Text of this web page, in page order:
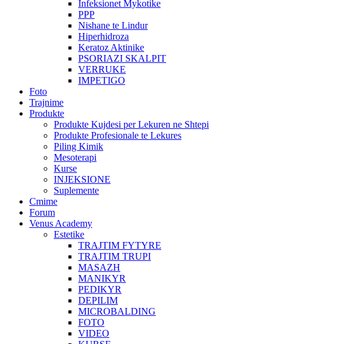
Infeksionet Mykotike
PPP
Nishane te Lindur
Hiperhidroza
Keratoz Aktinike
PSORIAZI SKALPIT
VERRUKE
IMPETIGO
Foto
Trajnime
Produkte
Produkte Kujdesi per Lekuren ne Shtepi
Produkte Profesionale te Lekures
Piling Kimik
Mesoterapi
Kurse
INJEKSIONE
Suplemente
Cmime
Forum
Venus Academy
Estetike
TRAJTIM FYTYRE
TRAJTIM TRUPI
MASAZH
MANIKYR
PEDIKYR
DEPILIM
MICROBALDING
FOTO
VIDEO